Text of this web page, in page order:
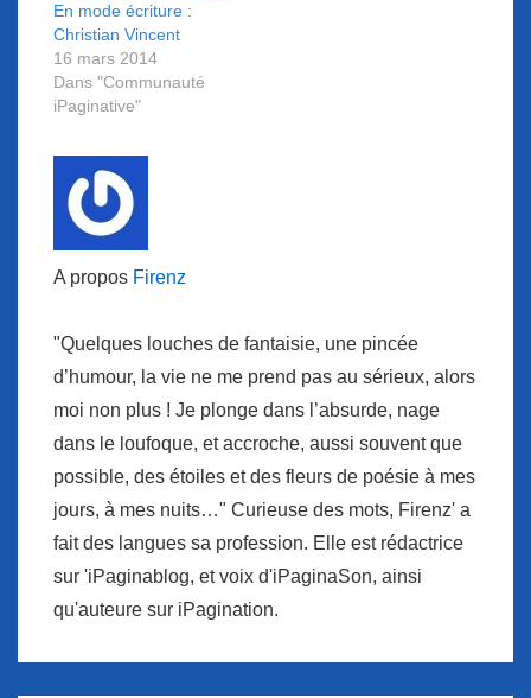
En mode écriture :
Christian Vincent
16 mars 2014
Dans "Communauté
iPaginative"
A propos Firenz
"Quelques louches de fantaisie, une pincée
d’humour, la vie ne me prend pas au sérieux, alors
moi non plus ! Je plonge dans l’absurde, nage
dans le loufoque, et accroche, aussi souvent que
possible, des étoiles et des fleurs de poésie à mes
jours, à mes nuits…" Curieuse des mots, Firenz' a
fait des langues sa profession. Elle est rédactrice
sur 'iPaginablog, et voix d'iPaginaSon, ainsi
qu'auteure sur iPagination.